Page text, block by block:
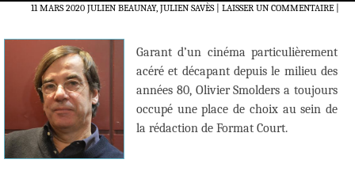
11 MARS 2020 JULIEN BEAUNAY, JULIEN SAVÈS LAISSER UN COMMENTAIRE|
Garant d’un cinéma particulièrement
acéré et décapant depuis le milieu des
années 80, Olivier Smolders a toujours
occupé une place de choix au sein de
la rédaction de Format Court.